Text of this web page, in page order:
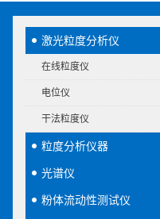
激光粒度分析仪
在线粒度仪
电位仪
干法粒度仪
粒度分析仪器
光谱仪
粉体流动性测试仪